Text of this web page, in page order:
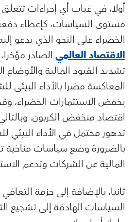
أولا، في غياب أي إجراءات تتعلق
مستوى السياسات، كإعطاء
الخضراء على النحو الذي يدعو
الاقتصاد العالمي الصادر
تشديد القيود المالية والأوضاع
المعاكسة مضرا بالأداء البيئي
يخفض الاستثمارات الخضراء،
اقتصاد منخفض الكربون.
تدهور محتمل في الأداء
بالضرورة وضع سياسات مناخية
المالية عن الشركات وتدعم
ثانيا، بالإضافة إلى حزمة
السياسات الهادفة إلى تشجيع